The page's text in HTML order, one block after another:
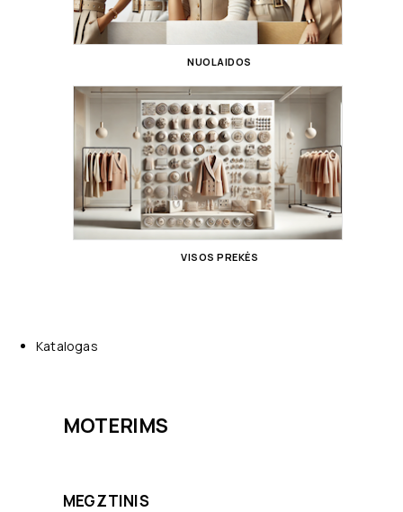
NUOLAIDOS
VISOS PREKĖS
Katalogas
MOTERIMS
MEGZTINIS